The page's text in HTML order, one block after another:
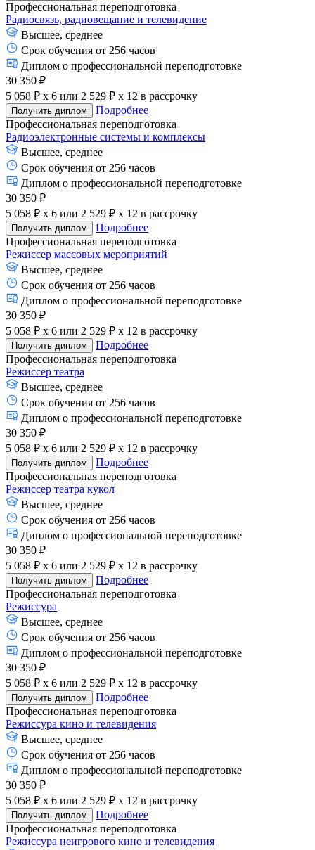
Профессиональная переподготовка
Радиосвязь, радиовещание и телевидение
Высшее, среднее
Срок обучения от 256 часов
Диплом о профессиональной переподготовке
30 350 ₽
5 058 ₽ x 6 или 2 529 ₽ x 12 в рассрочку
Получить диплом
Подробнее
Профессиональная переподготовка
Радиоэлектронные системы и комплексы
Высшее, среднее
Срок обучения от 256 часов
Диплом о профессиональной переподготовке
30 350 ₽
5 058 ₽ x 6 или 2 529 ₽ x 12 в рассрочку
Получить диплом
Подробнее
Профессиональная переподготовка
Режиссер массовых мероприятий
Высшее, среднее
Срок обучения от 256 часов
Диплом о профессиональной переподготовке
30 350 ₽
5 058 ₽ x 6 или 2 529 ₽ x 12 в рассрочку
Получить диплом
Подробнее
Профессиональная переподготовка
Режиссер театра
Высшее, среднее
Срок обучения от 256 часов
Диплом о профессиональной переподготовке
30 350 ₽
5 058 ₽ x 6 или 2 529 ₽ x 12 в рассрочку
Получить диплом
Подробнее
Профессиональная переподготовка
Режиссер театра кукол
Высшее, среднее
Срок обучения от 256 часов
Диплом о профессиональной переподготовке
30 350 ₽
5 058 ₽ x 6 или 2 529 ₽ x 12 в рассрочку
Получить диплом
Подробнее
Профессиональная переподготовка
Режиссура
Высшее, среднее
Срок обучения от 256 часов
Диплом о профессиональной переподготовке
30 350 ₽
5 058 ₽ x 6 или 2 529 ₽ x 12 в рассрочку
Получить диплом
Подробнее
Профессиональная переподготовка
Режиссура кино и телевидения
Высшее, среднее
Срок обучения от 256 часов
Диплом о профессиональной переподготовке
30 350 ₽
5 058 ₽ x 6 или 2 529 ₽ x 12 в рассрочку
Получить диплом
Подробнее
Профессиональная переподготовка
Режиссура неигрового кино и телевидения